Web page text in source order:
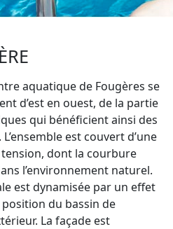
aquatique de Fougères se
d’est en ouest, de la partie
qui bénéficient ainsi des
est couvert d’une
dont la courbure
l’environnement naturel.
est dynamisée par un effet
du bassin de
La façade est